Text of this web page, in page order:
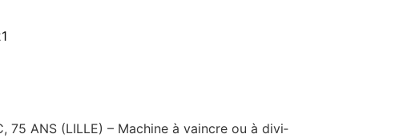
75 ANS (LILLE) – Machine à vaincre ou à divi­